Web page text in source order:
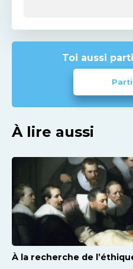
Toi aussi
À lire aussi
À la recherche de